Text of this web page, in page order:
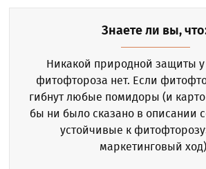
Знаете ли вы,
Никакой природной защиты у
фитофтороза нет. Если
гибнут любые помидоры (и
бы ни было сказано в описании
устойчивые к
маркетинговый